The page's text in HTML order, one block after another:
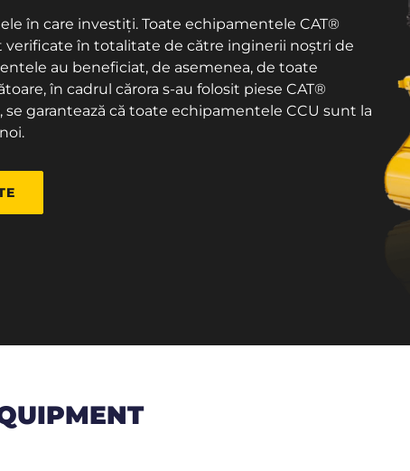
în care investiți. Toate echipamentele CAT®
verificate în totalitate de către inginerii noștri de
au beneficiat, de asemenea, de toate
în cadrul cărora s-au folosit piese CAT®
se garantează că toate echipamentele CCU sunt la